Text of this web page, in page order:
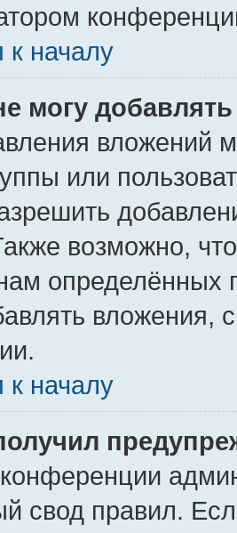
к началу
могу
вложений
или
возможно,
определённых
вложения,
к началу
свод правил.